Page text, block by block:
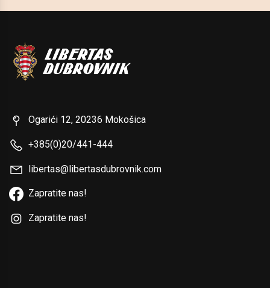
Ogarići 12, 20236 Mokošica
+385(0)20/441-444
libertas@libertasdubrovnik.com
Zapratite nas!
Zapratite nas!